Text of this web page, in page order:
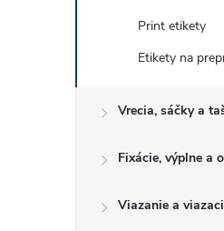
Print etikety
Etikety na
Vrecia, sáčky a
Fixácie, výplne a
Viazanie a